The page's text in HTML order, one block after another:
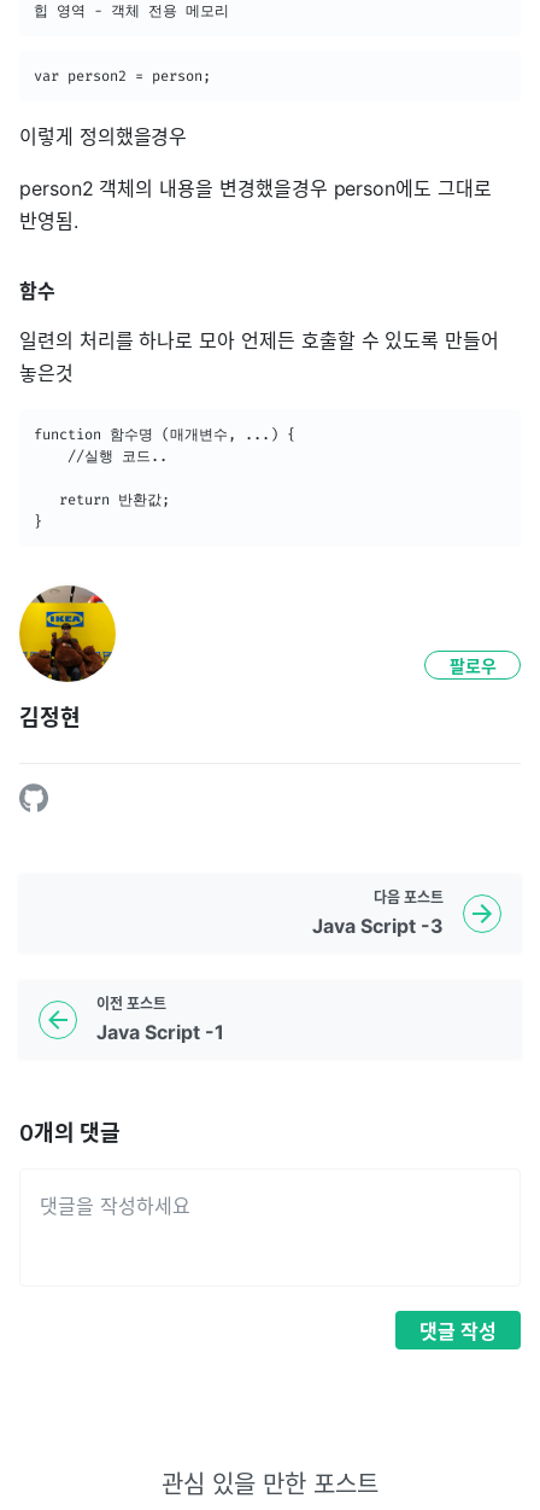
힙 영역 - 객체 전용 메모리
var person2 = person;
이렇게 정의했을경우
person2 객체의 내용을 변경했을경우 person에도 그대로
반영됨.
함수
일련의 처리를 하나로 모아 언제든 호출할 수 있도록 만들어
놓은것
function 함수명 (매개변수, ...) {
   return 반환값;
}
김정현
팔로우
이전 포스트
Java Script -1
다음 포스트
Java Script -3
0개의 댓글
댓글 작성
관심 있을 만한 포스트